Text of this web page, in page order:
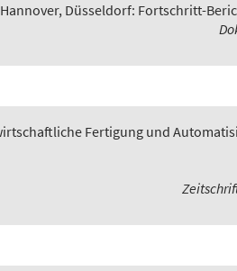
Düsseldorf: Fortschritt-
Fertigung und